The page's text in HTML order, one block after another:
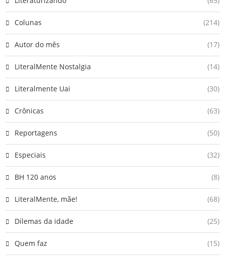
Colunas (214)
Autor do mês (17)
LiteralMente Nostalgia (14)
Literalmente Uai (30)
Crônicas (63)
Reportagens (50)
Especiais (32)
BH 120 anos (8)
LiteralMente, mãe! (68)
Dilemas da idade (25)
Quem faz (15)